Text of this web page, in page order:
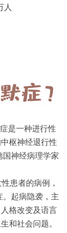
人
是一种进行性
枢神经退行性
神经病理学家
患者的病例，
起病隐袭，主
格改变及语言
和社会问题。